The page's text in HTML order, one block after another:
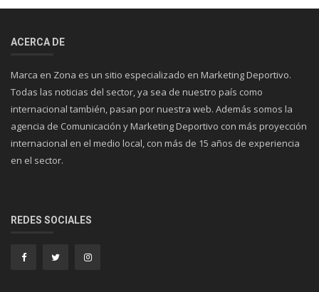
ACERCA DE
Marca en Zona es un sitio especializado en Marketing Deportivo.
Todas las noticias del sector, ya sea de nuestro país como
internacional también, pasan por nuestra web. Además somos la
agencia de Comunicación y Marketing Deportivo con más proyección
internacional en el medio local, con más de 15 años de experiencia
en el sector.
REDES SOCIALES